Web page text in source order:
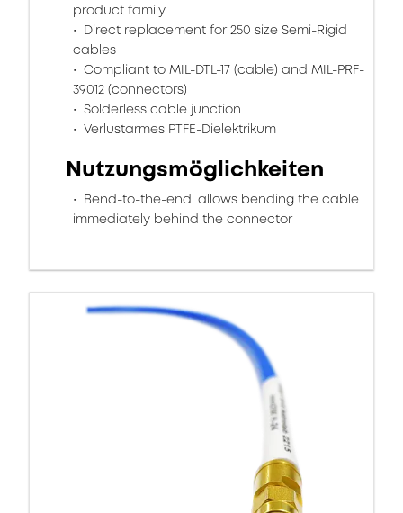
product family
Direct replacement for 250 size Semi-Rigid
cables
Compliant to MIL-DTL-17 (cable) and MIL-PRF-
39012 (connectors)
Solderless cable junction
Verlustarmes PTFE-Dielektrikum
Nutzungsmöglichkeiten
Bend-to-the-end: allows bending the cable
immediately behind the connector